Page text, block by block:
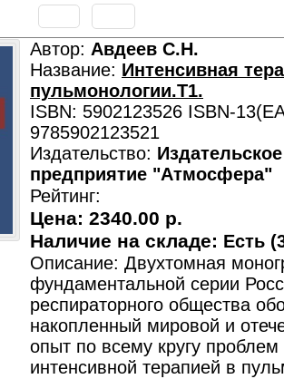
Автор: Авдеев С.Н.
Название: Интенсивная
пульмонологии.Т1.
ISBN: 5902123526 ISBN-
9785902123521
Издательство: Издательское
предприятие "Атмосфера"
Рейтинг:
Цена: 2340.00 р.
Наличие на складе: Есть
Описание: Двухтомная
фундаментальной серии
респираторного общества
накопленный мировой и
опыт по всему кругу
интенсивной терапией в